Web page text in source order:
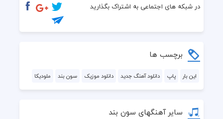
در شبکه های اجتماعی به اشتراک بگذارید
برچسب ها
این بار پاپ دانلود آهنگ جدید دانلود موزیک سون بند ملودیکا
سایر آهنگهای سون بند